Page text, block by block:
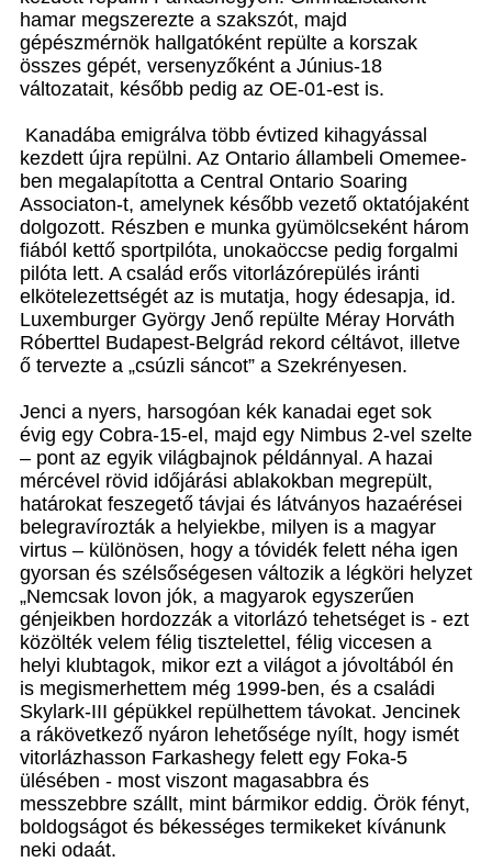
hamar megszerezte a szakszót, majd
gépészmérnök hallgatóként repülte a korszak
összes gépét, versenyzőként a Június-18
változatait, később pedig az OE-01-est is.
Kanadába emigrálva több évtized kihagyással
kezdett újra repülni. Az Ontario állambeli Omemee-
ben megalapította a Central Ontario Soaring
Associaton-t, amelynek később vezető oktatójaként
dolgozott. Részben e munka gyümölcseként három
fiából kettő sportpilóta, unokaöccse pedig forgalmi
pilóta lett. A család erős vitorlázórepülés iránti
elkötelezettségét az is mutatja, hogy édesapja, id.
Luxemburger György Jenő repülte Méray Horváth
Róberttel Budapest-Belgrád rekord céltávot, illetve
ő tervezte a „csúzli sáncot” a Szekrényesen.
Jenci a nyers, harsogóan kék kanadai eget sok
évig egy Cobra-15-el, majd egy Nimbus 2-vel szelte
– pont az egyik világbajnok példánnyal. A hazai
mércével rövid időjárási ablakokban megrepült,
határokat feszegető távjai és látványos hazaérései
belegravírozták a helyiekbe, milyen is a magyar
virtus – különösen, hogy a tóvidék felett néha igen
gyorsan és szélsőségesen változik a légköri helyzet
„Nemcsak lovon jók, a magyarok egyszerűen
génjeikben hordozzák a vitorlázó tehetséget is - ezt
közölték velem félig tisztelettel, félig viccesen a
helyi klubtagok, mikor ezt a világot a jóvoltából én
is megismerhettem még 1999-ben, és a családi
Skylark-III gépükkel repülhettem távokat. Jencinek
a rákövetkező nyáron lehetősége nyílt, hogy ismét
vitorlázhasson Farkashegy felett egy Foka-5
ülésében - most viszont magasabbra és
messzebbre szállt, mint bármikor eddig. Örök fényt,
boldogságot és békességes termikeket kívánunk
neki odaát.